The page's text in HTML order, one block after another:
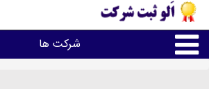
شرکت ها